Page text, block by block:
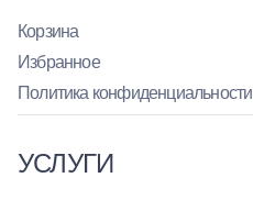
Корзина
Избранное
Политика конфиденциальности
УСЛУГИ